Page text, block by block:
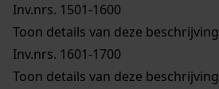
Inv.nrs. 1501-1600
Toon details van deze beschrijving
Inv.nrs. 1601-1700
Toon details van deze beschrijving